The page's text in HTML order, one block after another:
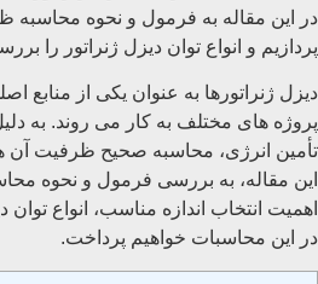
در این مقاله به فرمول و نحوه محاسبه
پردازیم و انواع توان دیزل ژنراتور را
دیزل ژنراتورها به عنوان یکی از منابع
پروژه ‌های مختلف به کار می ‌روند. به
تأمین انرژی، محاسبه صحیح ظرفیت
این مقاله، به بررسی فرمول و نحوه
اهمیت انتخاب اندازه مناسب، انواع توان
در این محاسبات خواهیم پرداخت.